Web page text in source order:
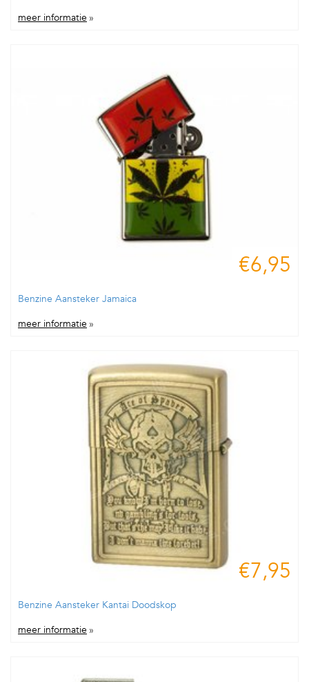
meer informatie »
€6,95
Benzine Aansteker Jamaica
meer informatie »
€7,95
Benzine Aansteker Kantai Doodskop
meer informatie »